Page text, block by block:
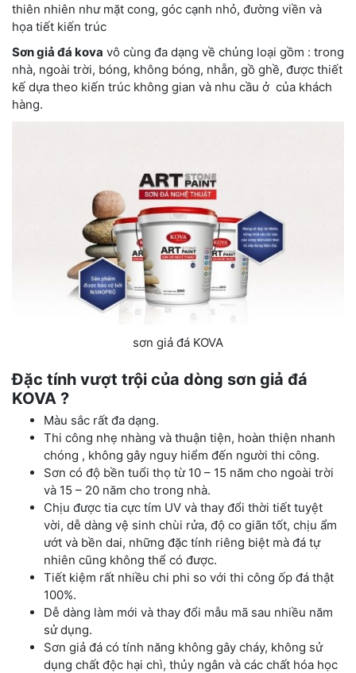
thiên nhiên như mặt cong, góc cạnh nhỏ, đường viền và
họa tiết kiến trúc
Sơn giả đá kova vô cùng đa dạng về chủng loại gồm : trong
nhà, ngoài trời, bóng, không bóng, nhẵn, gồ ghề, được thiết
kế dựa theo kiến trúc không gian và nhu cầu ở của khách
hàng.
sơn giả đá KOVA
Đặc tính vượt trội của dòng sơn giả đá
KOVA ?
Màu sắc rất đa dạng.
Thi công nhẹ nhàng và thuận tiện, hoàn thiện nhanh
chóng , không gây nguy hiểm đến người thi công.
Sơn có độ bền tuổi thọ từ 10 – 15 năm cho ngoài trời
và 15 – 20 năm cho trong nhà.
Chịu được tia cực tím UV và thay đổi thời tiết tuyệt
vời, dễ dàng vệ sinh chùi rửa, độ co giãn tốt, chịu ẩm
ướt và bền dai, những đặc tính riêng biệt mà đá tự
nhiên cũng không thể có được.
Tiết kiệm rất nhiều chi phi so với thi công ốp đá thật
100%.
Dễ dàng làm mới và thay đổi mẫu mã sau nhiều năm
sử dụng.
Sơn giả đá có tính năng không gây cháy, không sử
dụng chất độc hại chì, thủy ngân và các chất hóa học